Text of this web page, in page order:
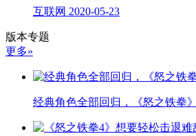
互联网 2020-05-23
版本专题
更多»
经典角色全部回归，《怒之铁拳